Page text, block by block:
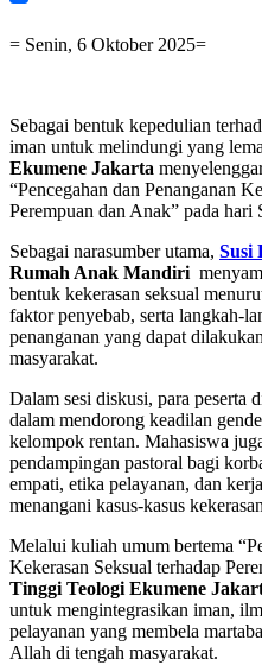
= Senin, 6 Oktober 2025=
Sebagai bentuk kepedulian
iman untuk melindungi yang
Ekumene Jakarta
“Pencegahan dan Penanganan
Perempuan dan Anak” pada
Sebagai narasumber utama, Susi
Rumah Anak Mandiri
bentuk kekerasan seksual
faktor penyebab, serta langkah-
penanganan yang dapat
masyarakat.
Dalam sesi diskusi, para peserta
dalam mendorong keadilan
kelompok rentan. Mahasiswa
pendampingan pastoral bagi
empati, etika pelayanan, dan
menangani kasus-kasus
Melalui kuliah umum bertema
Kekerasan Seksual terhadap
Tinggi Teologi Ekumene
untuk mengintegrasikan iman,
pelayanan yang membela
Allah di tengah masyarakat.